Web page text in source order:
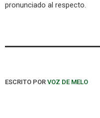
pronunciado al respecto.
ESCRITO POR VOZ DE MELO